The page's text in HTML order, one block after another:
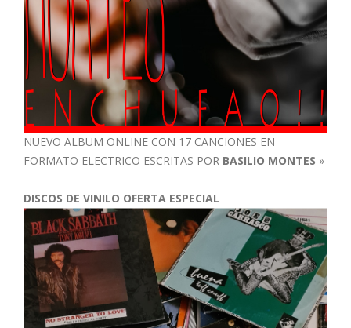
NUEVO ALBUM ONLINE CON 17 CANCIONES EN
FORMATO ELECTRICO ESCRITAS POR BASILIO MONTES »
DISCOS DE VINILO OFERTA ESPECIAL